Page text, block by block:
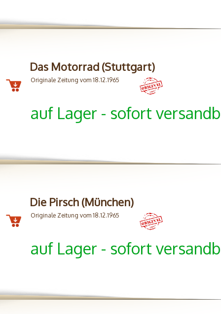
Das Motorrad (Stuttgart)
Originale Zeitung vom 18.12.1965
auf Lager - sofort
Die Pirsch (München)
Originale Zeitung vom 18.12.1965
auf Lager - sofort